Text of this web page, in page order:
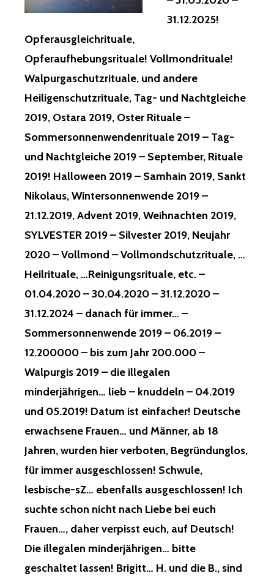
31.12.2025!
Opferausgleichrituale,
Opferaufhebungsrituale! Vollmondrituale!
Walpurgaschutzrituale, und andere
Heiligenschutzrituale, Tag- und Nachtgleiche
2019, Ostara 2019, Oster Rituale –
Sommersonnenwendenrituale 2019 – Tag-
und Nachtgleiche 2019 – September, Rituale
2019! Halloween 2019 – Samhain 2019, Sankt
Nikolaus, Wintersonnenwende 2019 –
21.12.2019, Advent 2019, Weihnachten 2019,
SYLVESTER 2019 – Silvester 2019, Neujahr
2020 – Vollmond – Vollmondschutzrituale, …
Heilrituale, …Reinigungsrituale, etc. –
01.04.2020 – 30.04.2020 – 31.12.2020 –
31.12.2024 – danach für immer… –
Sommersonnenwende 2019 – 06.2019 –
12.200000 – bis zum Jahr 200.000 –
Walpurgis 2019 – die illegalen
minderjährigen… lieb – knuddeln – 04.2019
und 05.2019! Datum ist einfacher! Deutsche
erwachsene Frauen… und Männer, ab 18
Jahren, wurden hier verboten, Begründunglos,
für immer ausgeschlossen! Schwule,
lesbische-sZ… ebenfalls ausgeschlossen! Ich
suchte schon nicht nach Liebe bei euch
Frauen…, daher verpisst euch, auf Deutsch!
Die illegalen minderjährigen… bitte
geschaltet lassen! Brigitt… H. und die B., sind